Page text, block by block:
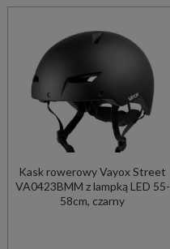
Kask rowerowy Vayox Street
VA0423BMM z lampką LED 55-
58cm, czarny